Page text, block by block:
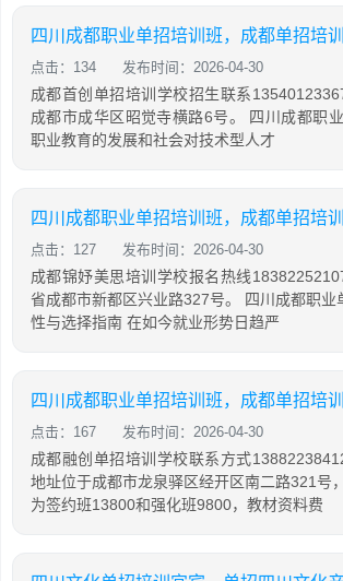
四川成都职业单招培训班，成都单招培
点击：134 发布时间：2026-04-30
成都首创单招培训学校招生联系
成都市成华区昭觉寺横路6号。 四川成都职
职业教育的发展和社会对技术型人才
四川成都职业单招培训班，成都单招培
点击：127 发布时间：2026-04-30
成都锦妤美思培训学校报名热线
省成都市新都区兴业路327号。 四川成都职业
性与选择指南 在如今就业形势日趋严
点击：167 发布时间：2026-04-30
成都融创单招培训学校联系方式
地址位于成都市龙泉驿区经开区南二路321号
为签约班13800和强化班9800，教材资料费